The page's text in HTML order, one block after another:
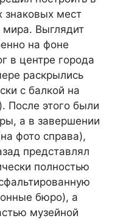
знаковых мест
мира. Выглядит
на фоне
в центре города
раскрылись
с балкой на
После этого были
а в завершении
фото справа),
представлял
полностью
бюро), а
музейной